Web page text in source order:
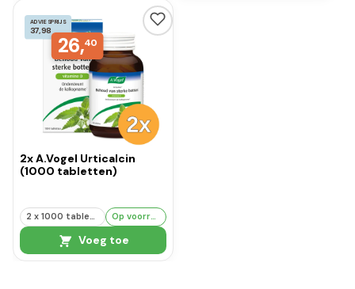
ADVIESPRIJS
37,98
26,40
2x A.Vogel Urticalcin
(1000 tabletten)
2 x 1000 tabletten Op voorraad
Voeg toe